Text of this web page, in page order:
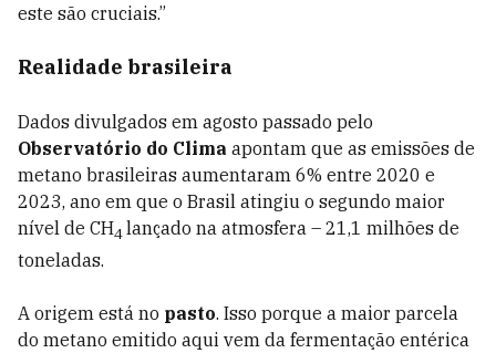
este são cruciais.”
Realidade brasileira
Dados divulgados em agosto passado pelo
Observatório do Clima apontam que as emissões de
metano brasileiras aumentaram 6% entre 2020 e
2023, ano em que o Brasil atingiu o segundo maior
nível de CH4lançado na atmosfera – 21,1 milhões de
toneladas.
A origem está no pasto. Isso porque a maior parcela
do metano emitido aqui vem da fermentação entérica